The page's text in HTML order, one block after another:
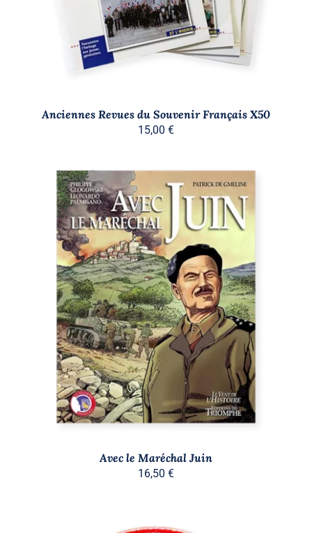
Anciennes Revues du Souvenir Français X50
15,00 €
AJOUTER AU PANIER
/
DÉTAILS
Avec le Maréchal Juin
16,50 €